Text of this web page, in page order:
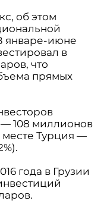
об этом
январе-июне
в
что
прямых
108 миллионов
месте Турция —
года в Грузии